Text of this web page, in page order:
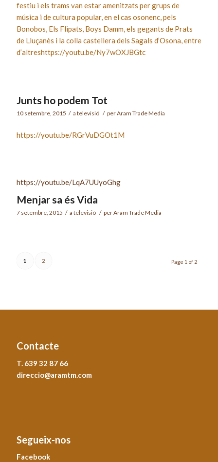
festiu i els trams van estar amenitzats per grups de
música i de cultura popular, en el cas osonenc, pels
Bonobos, Els Flipats, Boys Damm, els gegants de Prats
de Lluçanès i la colla castellera dels Sagals d’Osona, entre
d’altreshttps://youtu.be/Ny7wOXJBGtc
Junts ho podem Tot
10 setembre, 2015 / a televisió / perAram Trade Media
https://youtu.be/RGrVuDGOt1M
https://youtu.be/LqA7UUyoGhg
Menjar sa és Vida
7 setembre, 2015 / a televisió / perAram Trade Media
Page 1 of 2
1 2
Contacte
T. 639 32 87 66
direccio@aramtm.com
Segueix-nos
Facebook